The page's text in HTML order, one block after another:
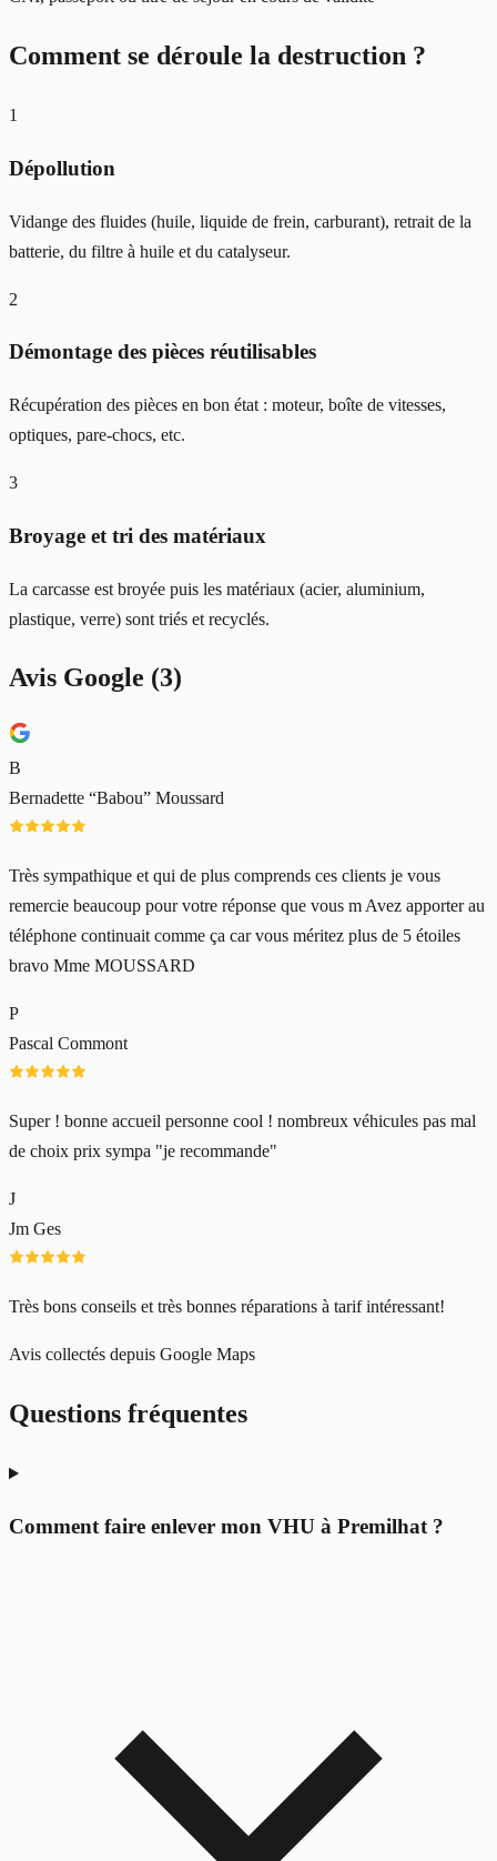
Comment se déroule la destruction ?
1
Dépollution
Vidange des fluides (huile, liquide de frein, carburant), retrait de la
batterie, du filtre à huile et du catalyseur.
2
Démontage des pièces réutilisables
Récupération des pièces en bon état : moteur, boîte de vitesses,
optiques, pare-chocs, etc.
3
Broyage et tri des matériaux
La carcasse est broyée puis les matériaux (acier, aluminium,
plastique, verre) sont triés et recyclés.
Avis Google (3)
B
Bernadette “Babou” Moussard
Très sympathique et qui de plus comprends ces clients je vous
remercie beaucoup pour votre réponse que vous m Avez apporter au
téléphone continuait comme ça car vous méritez plus de 5 étoiles
bravo Mme MOUSSARD
P
Pascal Commont
Super ! bonne accueil personne cool ! nombreux véhicules pas mal
de choix prix sympa "je recommande"
J
Jm Ges
Très bons conseils et très bonnes réparations à tarif intéressant!
Avis collectés depuis Google Maps
Questions fréquentes
Comment faire enlever mon VHU à Premilhat ?